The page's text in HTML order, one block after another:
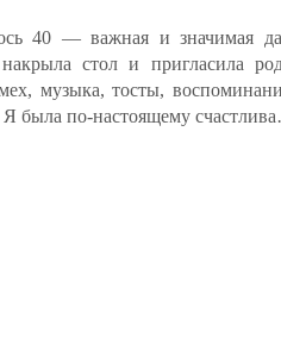
40 — важная и значимая
стол и пригласила
музыка, тосты,
Я была по-настоящему